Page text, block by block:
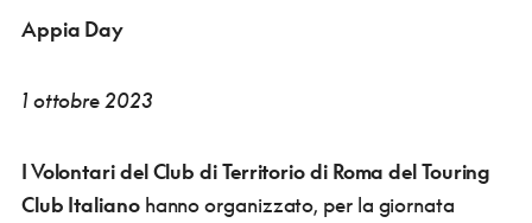
Appia Day
1 ottobre 2023
I Volontari del Club di Territorio di Roma del Touring
Club Italiano hanno organizzato, per la giornata